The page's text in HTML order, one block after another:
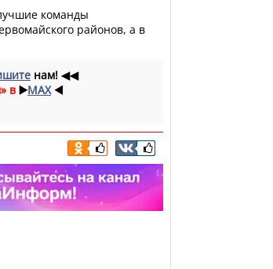
команды
районов, а в
нам! ◀◀
в ▶️MAX ◀️